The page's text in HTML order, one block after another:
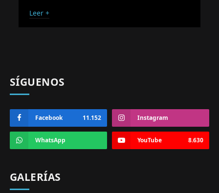
Leer +
SÍGUENOS
Facebook 11.152 Instagram
WhatsApp YouTube 8.630
GALERÍAS